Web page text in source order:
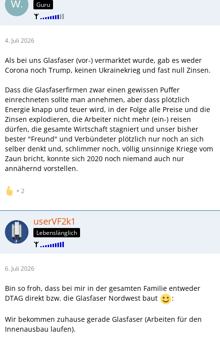
Guru
4. Juli 2026
Als bei uns Glasfaser (vor-) vermarktet wurde, gab es weder
Corona noch Trump, keinen Ukrainekrieg und fast null Zinsen.
Dass die Glasfaserfirmen zwar einen gewissen Puffer
einrechneten sollte man annehmen, aber dass plötzlich
Energie knapp und teuer wird, in der Folge alle Preise und die
Zinsen explodieren, die Arbeiter nicht mehr (ein-) reisen
dürfen, die gesamte Wirtschaft stagniert und unser bisher
bester "Freund" und Verbündeter plötzlich nur noch an sich
selber denkt und, schlimmer noch, völlig unsinnige Kriege vom
Zaun bricht, konnte sich 2020 noch niemand auch nur
annähernd vorstellen.
2
userVF2k1
Lebenslänglich
6. Juli 2026
Bin so froh, dass bei mir in der gesamten Familie entweder
DTAG direkt bzw. die Glasfaser Nordwest baut
:
Wir bekommen zuhause gerade Glasfaser (Arbeiten für den
Innenausbau laufen).